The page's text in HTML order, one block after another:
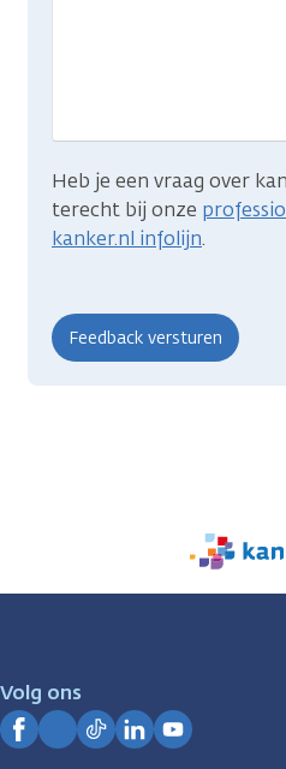
Heb je een vraag over
terecht bij onze
kanker.nl infolijn.
Volg ons